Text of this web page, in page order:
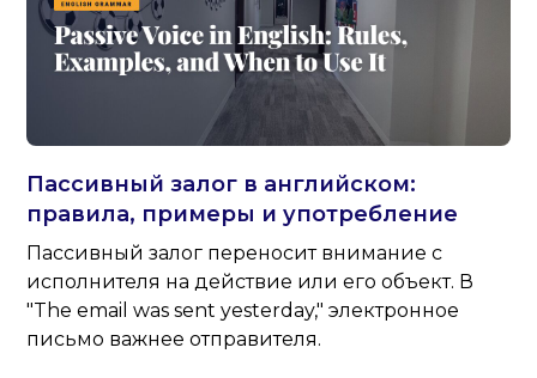
Пассивный залог в английском:
правила, примеры и употребление
Пассивный залог переносит внимание с
исполнителя на действие или его объект. В
"The email was sent yesterday," электронное
письмо важнее отправителя.